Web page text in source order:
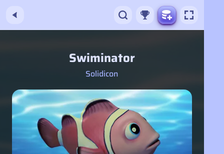
Swiminator
Solidicon